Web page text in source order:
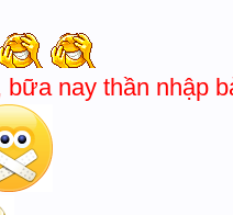
nay thần nhập